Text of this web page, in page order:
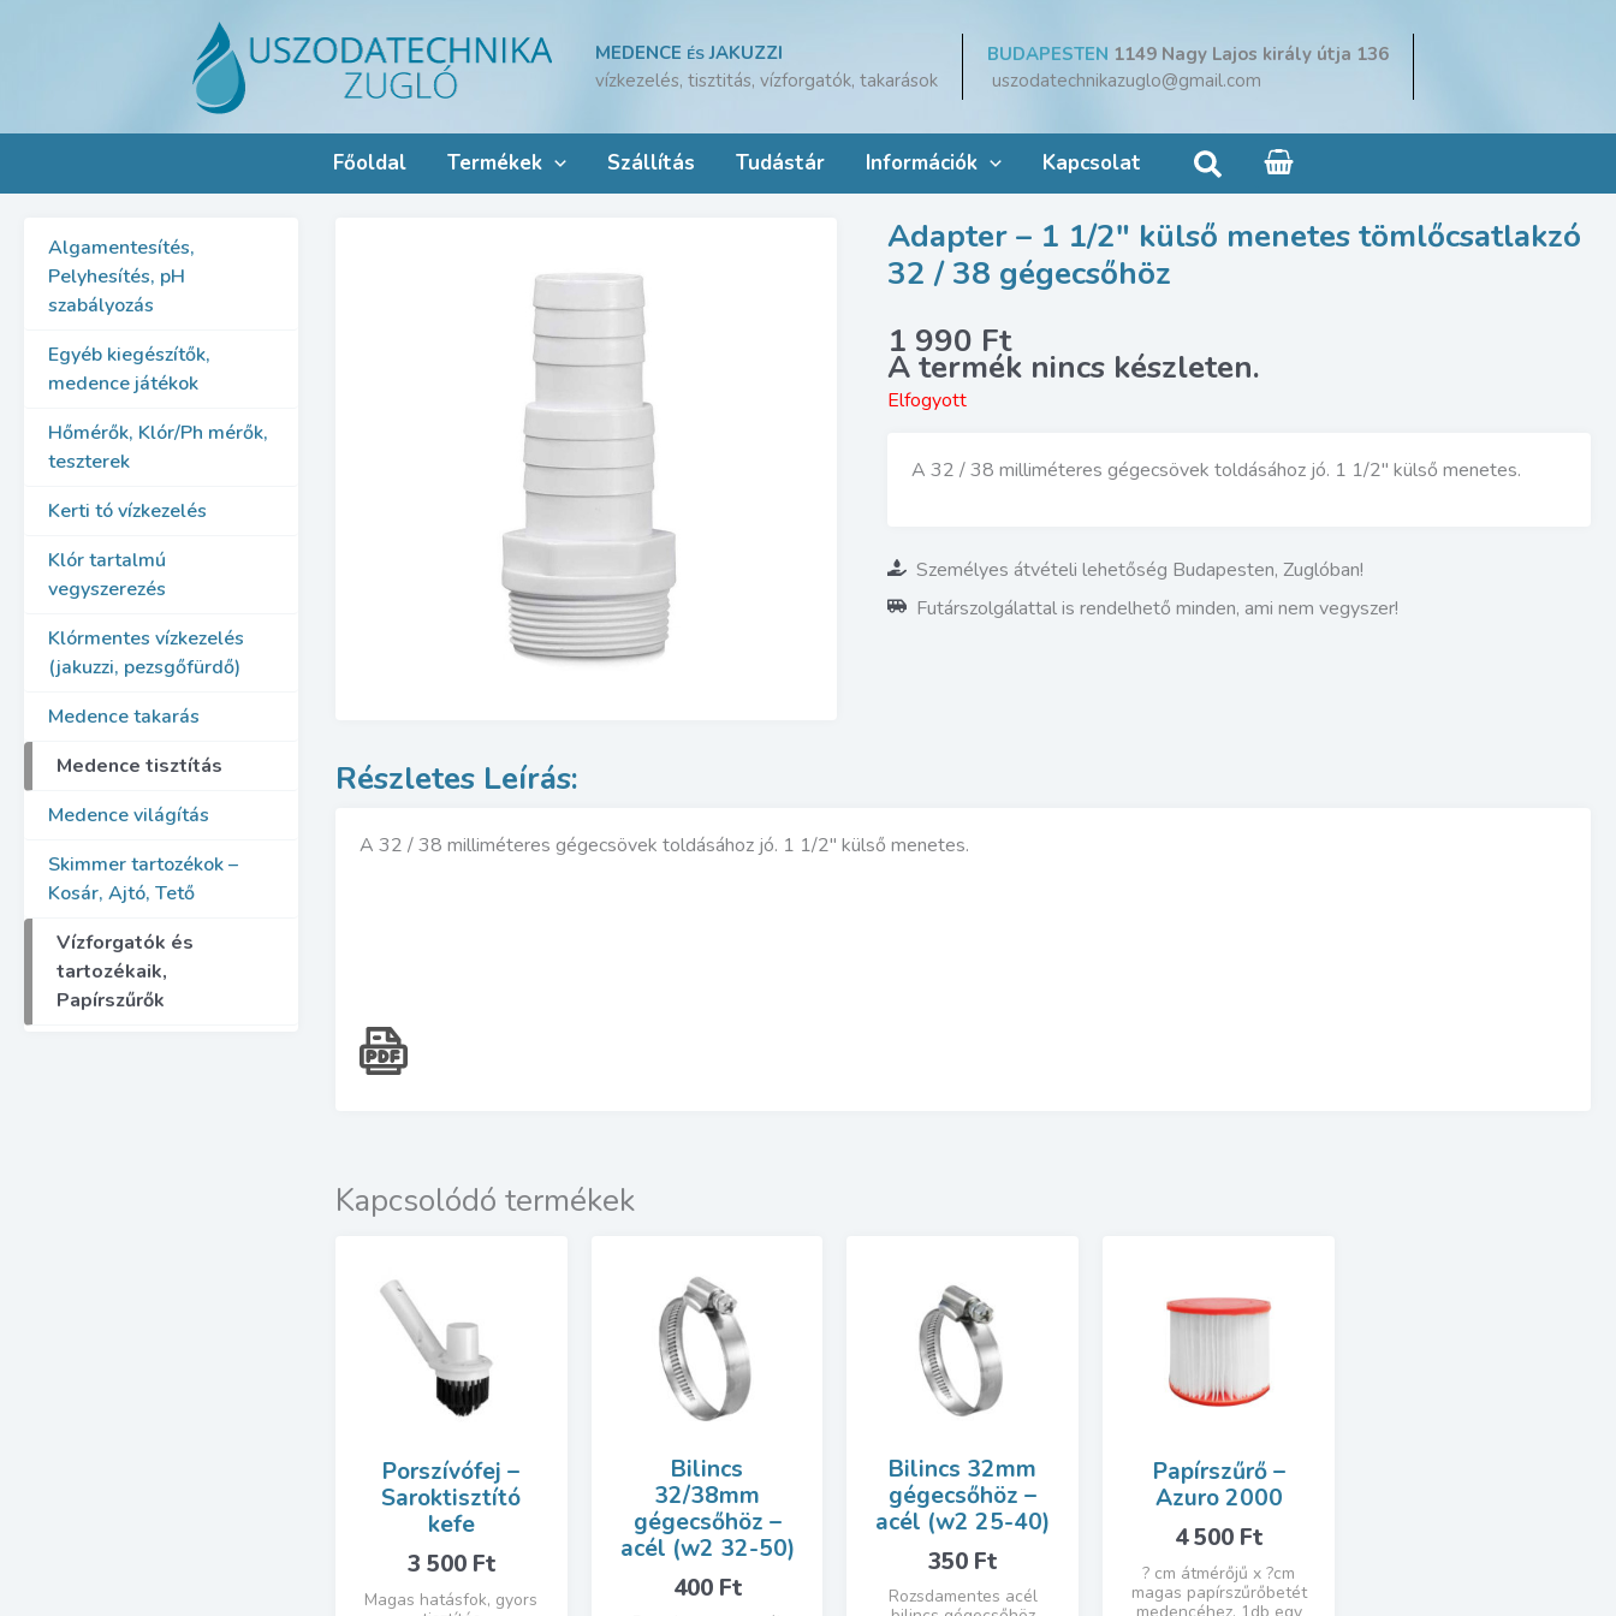
MEDENCE ÉSJAKUZZI
vízkezelés, tisztitás, vízforgatók, takarások
BUDAPESTEN 1149 Nagy Lajos király útja 136
uszodatechnikazuglo@gmail.com
Főoldal Termékek Szállítás Tudástár Információk Kapcsolat Search
Algamentesítés,
Pelyhesítés, pH
szabályozás
Egyéb kiegészítők,
medence játékok
Hőmérők, Klór/Ph mérők,
teszterek
Kerti tó vízkezelés
Klór tartalmú
vegyszerezés
Klórmentes vízkezelés
(jakuzzi, pezsgőfürdő)
Medence takarás
Medence tisztítás
Medence világítás
Skimmer tartozékok –
Kosár, Ajtó, Tető
Vízforgatók és
tartozékaik,
Papírszűrők
Adapter – 1 1/2″ külső menetes tömlőcsatlakzó
32 / 38 gégecsőhöz
1 990 Ft
Elfogyott
A 32 / 38 milliméteres gégecsövek toldásához jó. 1 1/2″ külső menetes.
Személyes átvételi lehetőség Budapesten, Zuglóban!
Futárszolgálattal is rendelhető minden, ami nem vegyszer!
A 32 / 38 milliméteres gégecsövek toldásához jó. 1 1/2″ külső menetes.
Kapcsolódó termékek
Porszívófej –
Saroktisztító
kefe
3 500 Ft
Magas hatásfok, gyors
Bilincs
32/38mm
gégecsőhöz –
acél (w2 32-50)
400 Ft
Bilincs 32mm
gégecsőhöz –
acél (w2 25-40)
350 Ft
Rozsdamentes acél
Papírszűrő –
Azuro 2000
4 500 Ft
? cm átmérőjű x ?cm
magas papírszűrőbetét
medencéhez, 1db egy